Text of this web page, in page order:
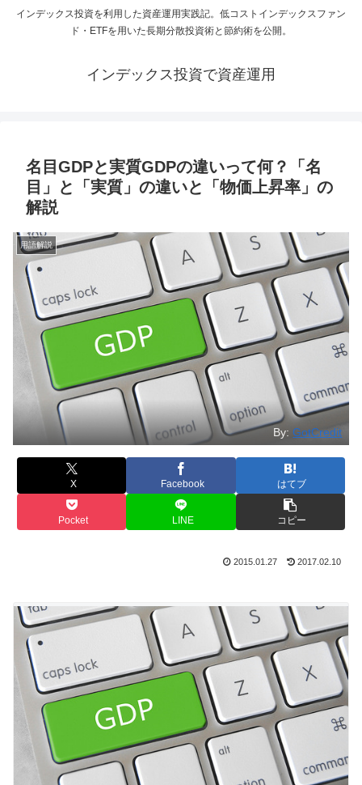
インデックス投資を利用した資産運用実践記。低コストインデックスファン
ド・ETFを用いた長期分散投資術と節約術を公開。
インデックス投資で資産運用
名目GDPと実質GDPの違いって何？「名
目」と「実質」の違いと「物価上昇率」の
解説
用語解説
By:GotCredit
X Facebook はてブ
Pocket LINE コピー
2015.01.27 2017.02.10